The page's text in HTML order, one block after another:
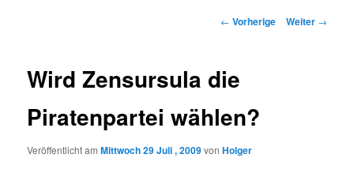
Beitrags-
← Vorherige Weiter →
Wird Zensursula die
Piratenpartei wählen?
Veröffentlicht amMittwoch 29 Juli , 2009vonHolger